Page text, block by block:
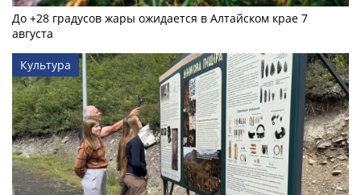
До +28 градусов жары ожидается в Алтайском крае 7
августа
Культура